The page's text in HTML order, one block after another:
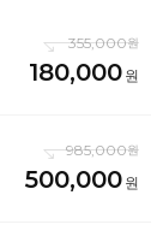
355,000
180,000
985,000
500,000